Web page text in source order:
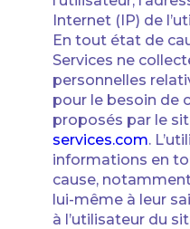
Internet (IP) de
En tout état de
Services ne
personnelles
pour le besoin de
proposés par le
services.com.
informations en
cause,
lui-même à leur
à l’utilisateur du